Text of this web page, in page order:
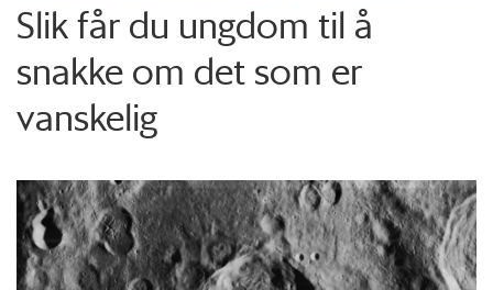
Slik får du ungdom til å
snakke om det som er
vanskelig